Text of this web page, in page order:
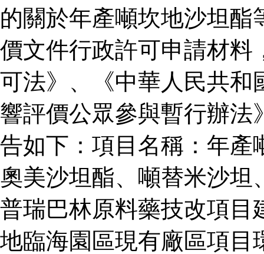
的關於年產噸坎地沙坦
價文件行政許可申請材料
可法》、《中華人民共和
響評價公眾參與暫行辦法
告如下：項目名稱：年產
奧美沙坦酯、噸替米沙坦
普瑞巴林原料藥技改項目
地臨海園區現有廠區項目